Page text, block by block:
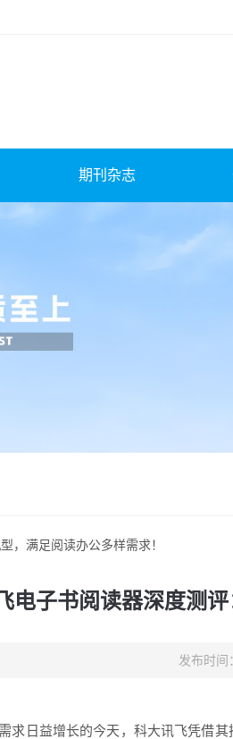
期刊杂志
，满足阅读办公多样需求！
电子书阅读器深度测
发布时间
求日益增长的今天，科大讯飞凭借